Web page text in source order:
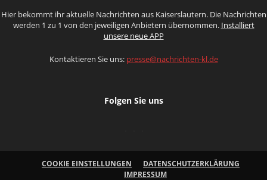
Hier bekommt ihr aktuelle Nachrichten aus Kaiserslautern. Die Nachrichten
werden 1 zu 1 von den jeweiligen Anbietern übernommen. Installiert
unsere neue APP
Kontaktieren Sie uns: presse@nachrichten-kl.de
Folgen Sie uns
COOKIE EINSTELLUNGEN
DATENSCHUTZERKLÄRUNG
IMPRESSUM